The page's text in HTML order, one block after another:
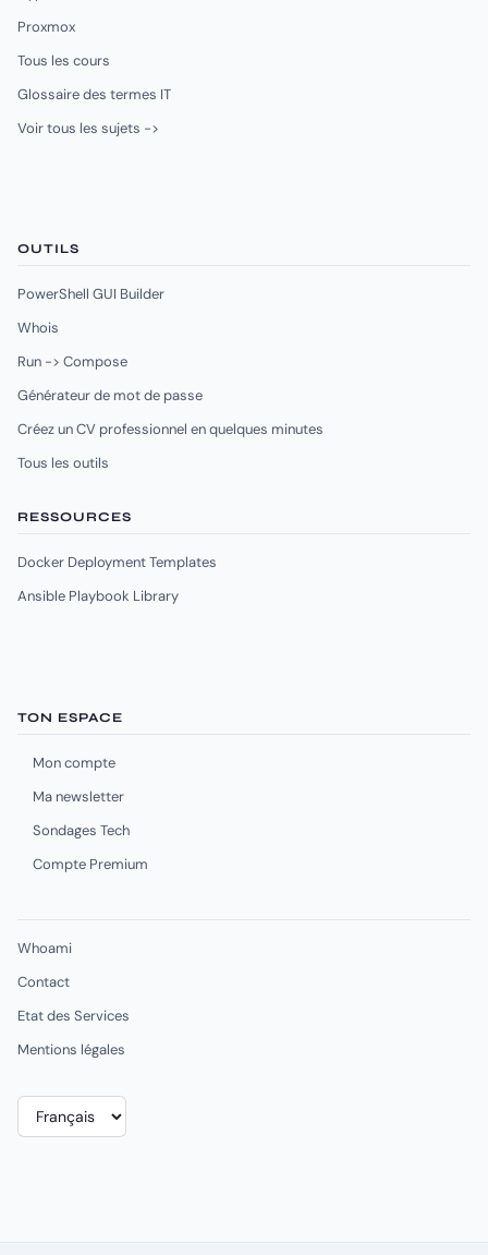
Proxmox
Tous les cours
Glossaire des termes IT
Voir tous les sujets ->
OUTILS
PowerShell GUI Builder
Whois
Run -> Compose
Générateur de mot de passe
Créez un CV professionnel en quelques minutes
Tous les outils
RESSOURCES
Docker Deployment Templates
Ansible Playbook Library
TON ESPACE
Mon compte
Ma newsletter
Sondages Tech
Compte Premium
Whoami
Contact
Etat des Services
Mentions légales
Choisir
une